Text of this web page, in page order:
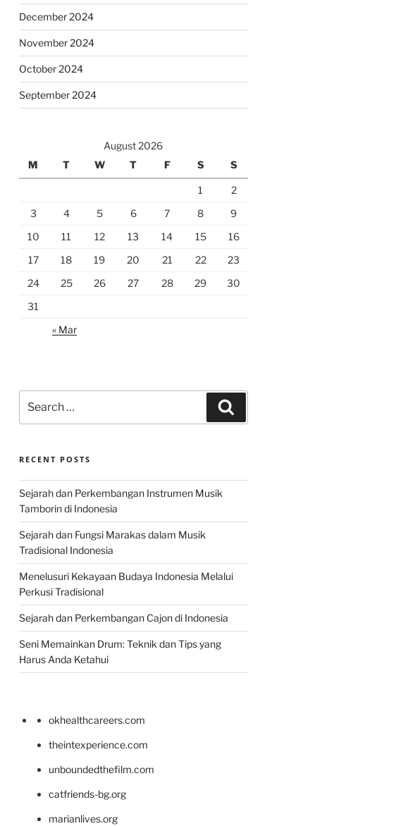
December 2024
November 2024
October 2024
September 2024
August 2026
M
T W T F S S
1
2
3
4 5 6 7 8
9
10
11 12 13 14 15
16
17
18 19 20 21 22
23
24
25 26 27 28 29
30
31
« Mar
for:
RECENT POSTS
Sejarah dan Perkembangan Instrumen Musik
Tamborin di Indonesia
Sejarah dan Fungsi Marakas dalam Musik
Tradisional Indonesia
Menelusuri Kekayaan Budaya Indonesia Melalui
Perkusi Tradisional
Sejarah dan Perkembangan Cajon di Indonesia
Seni Memainkan Drum: Teknik dan Tips yang
Harus Anda Ketahui
okhealthcareers.com
theintexperience.com
unboundedthefilm.com
catfriends-bg.org
marianlives.org